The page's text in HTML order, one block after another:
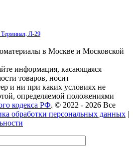
Л-29
в Москве и Московской
информация, касающаяся
товаров, носит
и ни при каких условиях не
определяемой положениями
кодекса РФ. © 2022 - 2026 Все
обработки персональных данных |